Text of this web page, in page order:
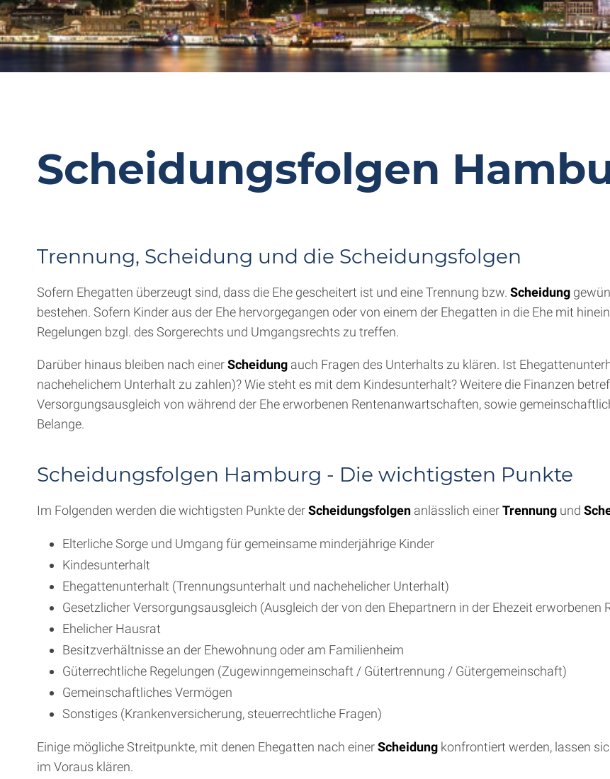
Scheidungsfolgen
Trennung, Scheidung und die Scheidungsfolgen
Sofern Ehegatten überzeugt sind, dass die Ehe gescheitert ist und eine Trennung bzw. Scheidung
bestehen. Sofern Kinder aus der Ehe hervorgegangen oder von einem der Ehegatten in die Ehe mit
Regelungen bzgl. des Sorgerechts und Umgangsrechts zu treffen.
Darüber hinaus bleiben nach einerScheidung auch Fragen des Unterhalts zu klären. Ist
nachehelichem Unterhalt zu zahlen)? Wie steht es mit dem Kindesunterhalt? Weitere die Finanzen
Versorgungsausgleich von während der Ehe erworbenen Rentenanwartschaften, sowie
Belange.
Scheidungsfolgen Hamburg - Die wichtigsten Punkte
Im Folgenden werden die wichtigsten Punkte derScheidungsfolgen anlässlich einerTrennung und
Elterliche Sorge und Umgang für gemeinsame minderjährige Kinder
Kindesunterhalt
Ehegattenunterhalt (Trennungsunterhalt und nachehelicher Unterhalt)
Gesetzlicher Versorgungsausgleich (Ausgleich der von den Ehepartnern in der Ehezeit
Ehelicher Hausrat
Besitzverhältnisse an der Ehewohnung oder am Familienheim
Güterrechtliche Regelungen (Zugewinngemeinschaft / Gütertrennung / Gütergemeinschaft)
Gemeinschaftliches Vermögen
Sonstiges (Krankenversicherung, steuerrechtliche Fragen)
Einige mögliche Streitpunkte, mit denen Ehegatten nach einerScheidung konfrontiert werden, lassen
im Voraus klären.